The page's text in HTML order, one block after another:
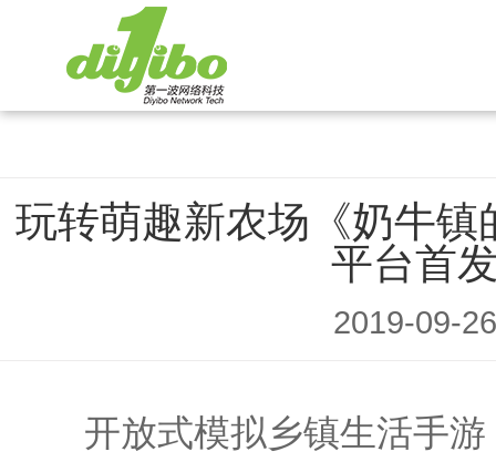
玩转萌趣新农场《奶牛镇
平台首
2019-09-26
开放式模拟乡镇生活手